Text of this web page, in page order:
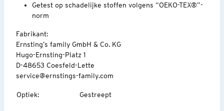
Getest op schadelijke stoffen volgens “OEKO-TEX®”-
norm
Fabrikant:
Ernsting’s family GmbH & Co. KG
Hugo-Ernsting-Platz 1
D-48653 Coesfeld-Lette
service@ernstings-family.com
Optiek: Gestreept